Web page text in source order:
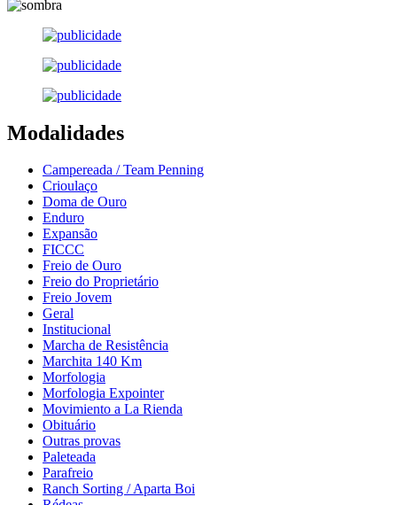
Modalidades
Campereada / Team Penning
Crioulaço
Doma de Ouro
Enduro
Expansão
FICCC
Freio de Ouro
Freio do Proprietário
Freio Jovem
Geral
Institucional
Marcha de Resistência
Marchita 140 Km
Morfologia
Morfologia Expointer
Movimiento a La Rienda
Obituário
Outras provas
Paleteada
Parafreio
Ranch Sorting / Aparta Boi